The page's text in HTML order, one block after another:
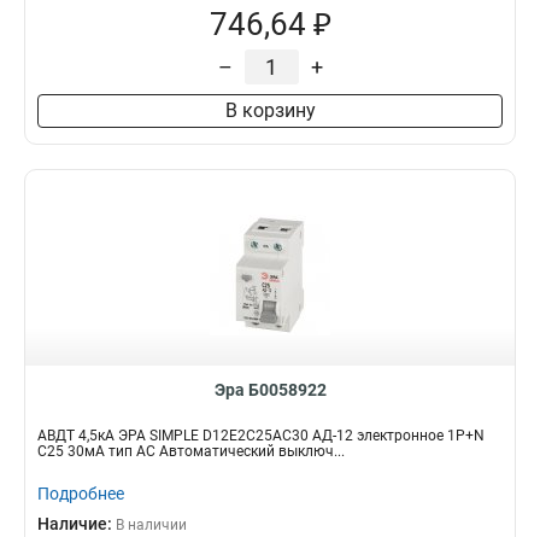
746,64 ₽
– +
В корзину
Эра Б0058922
АВДТ 4,5кА ЭРА SIMPLE D12E2C25AC30 АД-12 электронное 1P+N
С25 30мА тип АС Автоматический выключ...
Подробнее
Наличие: В наличии